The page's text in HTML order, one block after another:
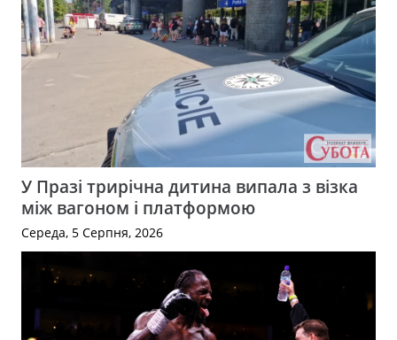
У Празі трирічна дитина випала з візка
між вагоном і платформою
Середа, 5 Серпня, 2026